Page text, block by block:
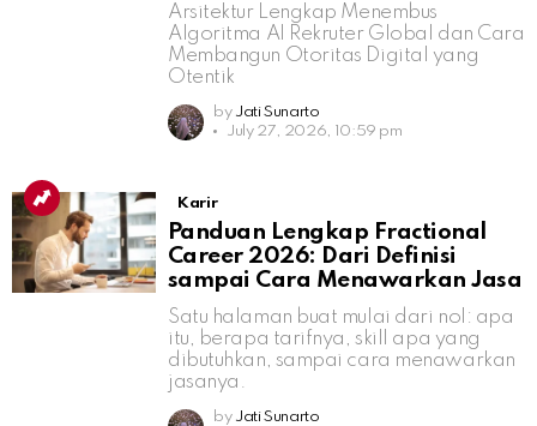
Arsitektur Lengkap Menembus
Algoritma AI Rekruter Global dan Cara
Membangun Otoritas Digital yang
Otentik
by Jati Sunarto
July 27, 2026, 10:59 pm
Karir
Panduan Lengkap Fractional
Career 2026: Dari Definisi
sampai Cara Menawarkan Jasa
Satu halaman buat mulai dari nol: apa
itu, berapa tarifnya, skill apa yang
dibutuhkan, sampai cara menawarkan
jasanya.
by Jati Sunarto